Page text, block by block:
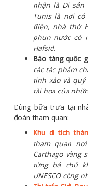
nhận là Di sản
Tunis là nơi có
điện, nhà thờ
phun nước có
Hafsid.
Bảo tàng quốc
các tác phẩm
tinh xảo và
tài hoa của
Dùng bữa trưa tại
đoàn tham quan:
Khu di tích
tham quan
Carthago vàng
từng bá chủ
UNESCO công